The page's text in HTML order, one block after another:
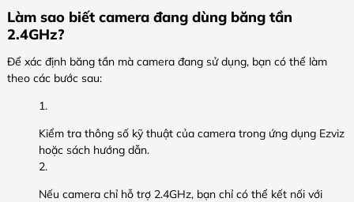
Làm sao biết camera đang dùng băng tần
2.4GHz?
Để xác định băng tần mà camera đang sử dụng, bạn có thể làm
theo các bước sau:
Kiểm tra thông số kỹ thuật của camera trong ứng dụng Ezviz
hoặc sách hướng dẫn.
Nếu camera chỉ hỗ trợ 2.4GHz, bạn chỉ có thể kết nối với